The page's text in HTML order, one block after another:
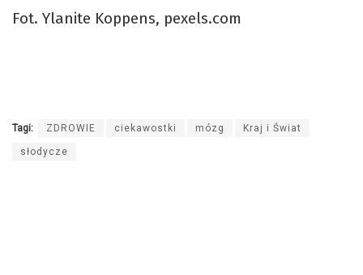
Fot. Ylanite Koppens, pexels.com
Tagi: ZDROWIE ciekawostki mózg Kraj i Świat
słodycze